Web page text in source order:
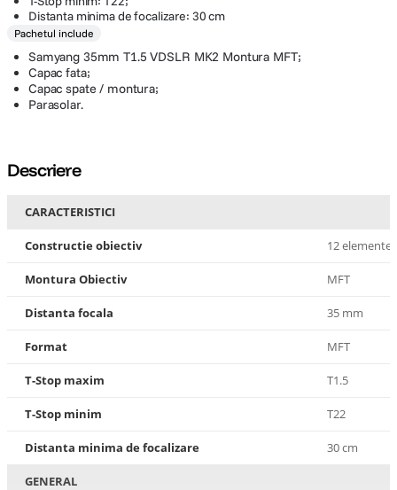
Distanta minima de focalizare: 30 cm
Pachetul include
Samyang 35mm T1.5 VDSLR MK2 Montura MFT;
Capac fata;
Capac spate / montura;
Parasolar.
Descriere
CARACTERISTICI
Constructie obiectiv 12 elemente
Montura Obiectiv MFT
Distanta focala 35 mm
Format MFT
T-Stop maxim T1.5
T-Stop minim T22
Distanta minima de focalizare 30 cm
GENERAL